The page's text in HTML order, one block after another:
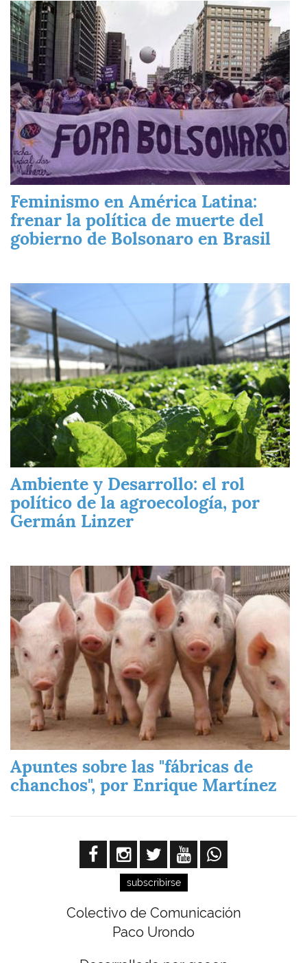
Imagen
Feminismo en América Latina:
frenar la política de muerte del
gobierno de Bolsonaro en Brasil
Imagen
Ambiente y Desarrollo: el rol
político de la agroecología, por
Germán Linzer
Apuntes sobre las "fábricas de
chanchos", por Enrique Martínez
subscribirse
Colectivo de Comunicación
Paco Urondo